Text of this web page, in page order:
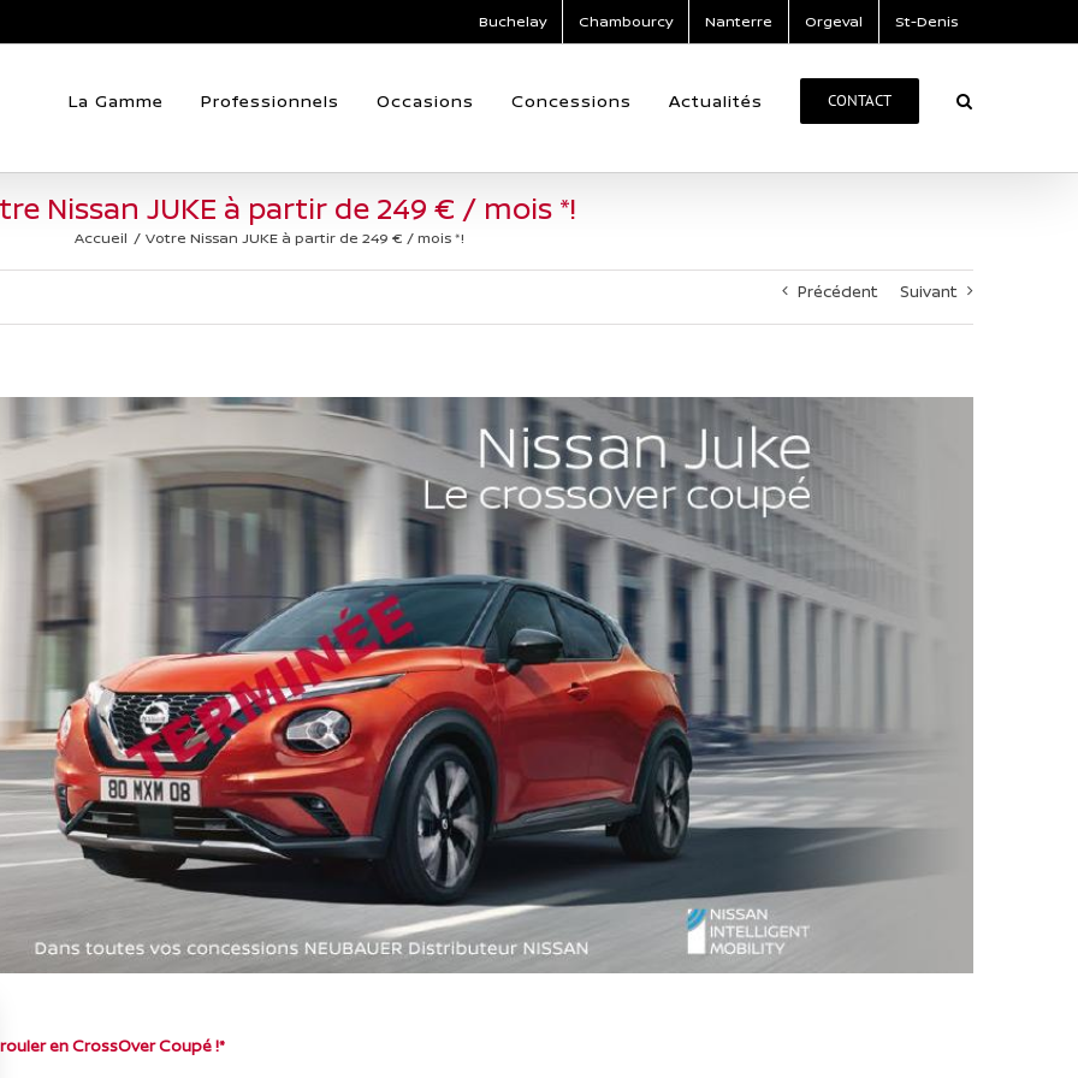
Buchelay Chambourcy Nanterre Orgeval St-Denis
La Gamme Professionnels Occasions Concessions Actualités CONTACT
Nissan JUKE à partir de 249 € / mois *!
Accueil Votre Nissan JUKE à partir de 249 € / mois *!
Précédent Suivant
en CrossOver Coupé !*